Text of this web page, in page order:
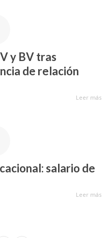
y BV tras
de relación
Leer más
salario de
Leer más